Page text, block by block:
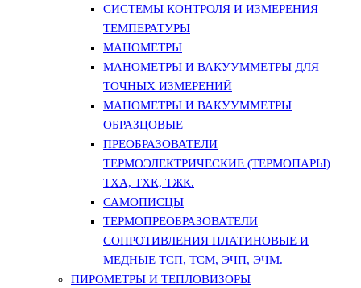
СИСТЕМЫ КОНТРОЛЯ И ИЗМЕРЕНИЯ
ТЕМПЕРАТУРЫ
МАНОМЕТРЫ
МАНОМЕТРЫ И ВАКУУММЕТРЫ ДЛЯ
ТОЧНЫХ ИЗМЕРЕНИЙ
МАНОМЕТРЫ И ВАКУУММЕТРЫ
ОБРАЗЦОВЫЕ
ПРЕОБРАЗОВАТЕЛИ
ТЕРМОЭЛЕКТРИЧЕСКИЕ (ТЕРМОПАРЫ)
ТХА, ТХК, ТЖК.
САМОПИСЦЫ
ТЕРМОПРЕОБРАЗОВАТЕЛИ
СОПРОТИВЛЕНИЯ ПЛАТИНОВЫЕ И
МЕДНЫЕ ТСП, ТСМ, ЭЧП, ЭЧМ.
ПИРОМЕТРЫ И ТЕПЛОВИЗОРЫ